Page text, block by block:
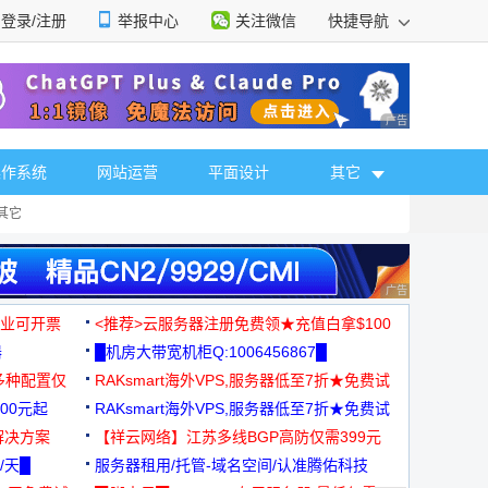
登录/注册 举报中心 关注微信 快捷导航
广告 商业广告，理
系统 网站运营 平面设计 其它
它
广告 商业广告，理
可开票
<推荐>云服务器注册免费领★充值白拿$100
█机房大带宽机柜Q:1006456867█
种配置仅
RAKsmart海外VPS,服务器低至7折★免费试
用★
元起
RAKsmart海外VPS,服务器低至7折★免费试
用★
决方案
【祥云网络】江苏多线BGP高防仅需399元
█
服务器租用/托管-域名空间/认准腾佑科技